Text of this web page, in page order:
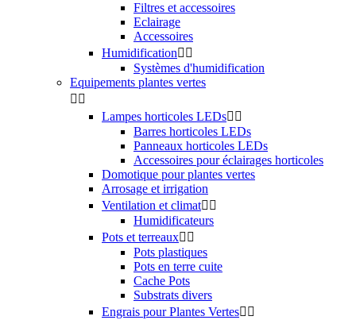
Filtres et accessoires
Eclairage
Accessoires
Humidification 
Systèmes d'humidification
Equipements plantes vertes
 
Lampes horticoles LEDs 
Barres horticoles LEDs
Panneaux horticoles LEDs
Accessoires pour éclairages horticoles
Domotique pour plantes vertes
Arrosage et irrigation
Ventilation et climat 
Humidificateurs
Pots et terreaux 
Pots plastiques
Pots en terre cuite
Cache Pots
Substrats divers
Engrais pour Plantes Vertes 